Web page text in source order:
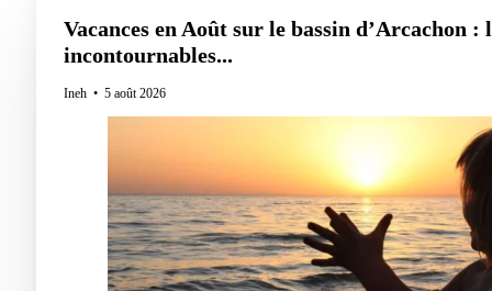
Vacances en Août sur le bassin d’Arcachon :
incontournables...
Ineh 5 août 2026